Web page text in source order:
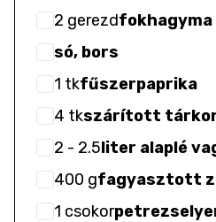
2 gerezdfokhagyma
só, bors
1 tkfűszerpaprika
4 tkszárított
2 - 2.5liter alaplé
400 gfagyasztott
1 csokor